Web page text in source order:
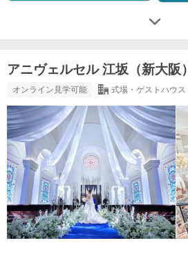
アニヴェルセル 江坂（新大阪）
オンライン見学可能 式場・ゲストハウス